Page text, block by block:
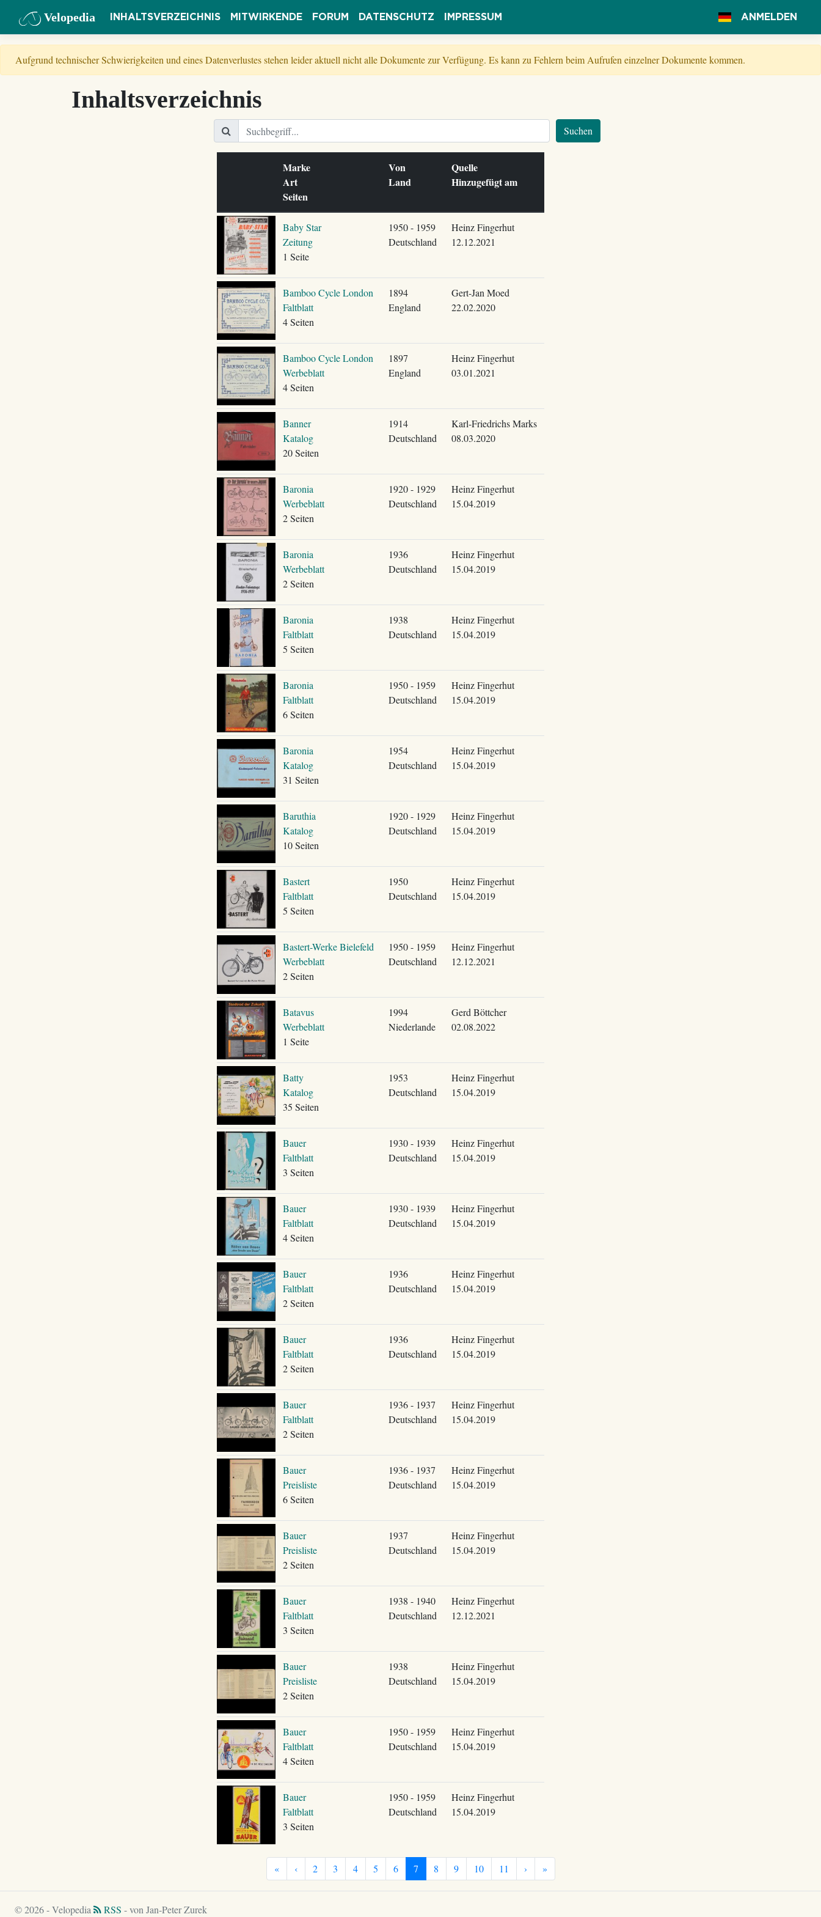
Velopedia INHALTSVERZEICHNIS MITWIRKENDE FORUM DATENSCHUTZ IMPRESSUM ANMELDEN
Aufgrund technischer Schwierigkeiten und eines Datenverlustes stehen leider aktuell nicht alle Dokumente zur Verfügung. Es kann zu Fehlern beim Aufrufen einzelner Dokumente kommen.
Inhaltsverzeichnis
Suchen
Marke
Art
Seiten
Von
Land
Quelle
Hinzugefügt am
Baby Star
Zeitung
1 Seite
1950 - 1959
Deutschland
Heinz Fingerhut
12.12.2021
Bamboo Cycle London
Faltblatt
4 Seiten
1894
England
Gert-Jan Moed
22.02.2020
Bamboo Cycle London
Werbeblatt
4 Seiten
1897
England
Heinz Fingerhut
03.01.2021
Banner
Katalog
20 Seiten
1914
Deutschland
Karl-Friedrichs Marks
08.03.2020
Baronia
Werbeblatt
2 Seiten
1920 - 1929
Deutschland
Heinz Fingerhut
15.04.2019
Baronia
Werbeblatt
2 Seiten
1936
Deutschland
Heinz Fingerhut
15.04.2019
Baronia
Faltblatt
5 Seiten
1938
Deutschland
Heinz Fingerhut
15.04.2019
Baronia
Faltblatt
6 Seiten
1950 - 1959
Deutschland
Heinz Fingerhut
15.04.2019
Baronia
Katalog
31 Seiten
1954
Deutschland
Heinz Fingerhut
15.04.2019
Baruthia
Katalog
10 Seiten
1920 - 1929
Deutschland
Heinz Fingerhut
15.04.2019
Bastert
Faltblatt
5 Seiten
1950
Deutschland
Heinz Fingerhut
15.04.2019
Bastert-Werke Bielefeld
Werbeblatt
2 Seiten
1950 - 1959
Deutschland
Heinz Fingerhut
12.12.2021
Batavus
Werbeblatt
1 Seite
1994
Niederlande
Gerd Böttcher
02.08.2022
Batty
Katalog
35 Seiten
1953
Deutschland
Heinz Fingerhut
15.04.2019
Bauer
Faltblatt
3 Seiten
1930 - 1939
Deutschland
Heinz Fingerhut
15.04.2019
Bauer
Faltblatt
4 Seiten
1930 - 1939
Deutschland
Heinz Fingerhut
15.04.2019
Bauer
Faltblatt
2 Seiten
1936
Deutschland
Heinz Fingerhut
15.04.2019
Bauer
Faltblatt
2 Seiten
1936
Deutschland
Heinz Fingerhut
15.04.2019
Bauer
Faltblatt
2 Seiten
1936 - 1937
Deutschland
Heinz Fingerhut
15.04.2019
Bauer
Preisliste
6 Seiten
1936 - 1937
Deutschland
Heinz Fingerhut
15.04.2019
Bauer
Preisliste
2 Seiten
1937
Deutschland
Heinz Fingerhut
15.04.2019
Bauer
Faltblatt
3 Seiten
1938 - 1940
Deutschland
Heinz Fingerhut
12.12.2021
Bauer
Preisliste
2 Seiten
1938
Deutschland
Heinz Fingerhut
15.04.2019
Bauer
Faltblatt
4 Seiten
1950 - 1959
Deutschland
Heinz Fingerhut
15.04.2019
Bauer
Faltblatt
3 Seiten
1950 - 1959
Deutschland
Heinz Fingerhut
15.04.2019
« ‹ 2 3 4 5 6 7 8 9 10 11 › »
© 2026 - Velopedia RSS - von Jan-Peter Zurek